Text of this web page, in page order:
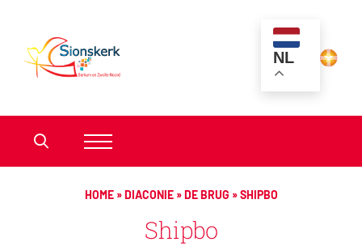
NL
HOME»DIACONIE»DE BRUG »SHIPBO
Shipbo